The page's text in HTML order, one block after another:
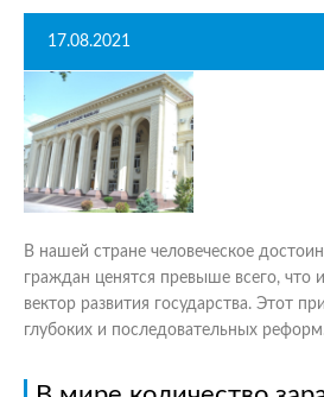
17.08.2021
В нашей стране человеческое
граждан ценятся превыше всего, что
вектор развития государства. Этот
глубоких и последовательных